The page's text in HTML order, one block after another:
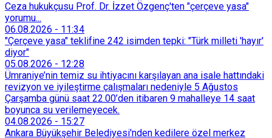
Ceza hukukçusu Prof. Dr. İzzet Özgenç'ten "çerçeve yasa"
yorumu...
06.08.2026 - 11:34
"Çerçeve yasa" teklifine 242 isimden tepki: "Türk milleti 'hayır'
diyor"
05.08.2026 - 12:28
Ümraniye’nin temiz su ihtiyacını karşılayan ana isale hattındaki
revizyon ve iyileştirme çalışmaları nedeniyle 5 Ağustos
Çarşamba günü saat 22.00’den itibaren 9 mahalleye 14 saat
boyunca su verilemeyecek.
04.08.2026 - 15:27
Ankara Büyükşehir Belediyesi'nden kedilere özel merkez